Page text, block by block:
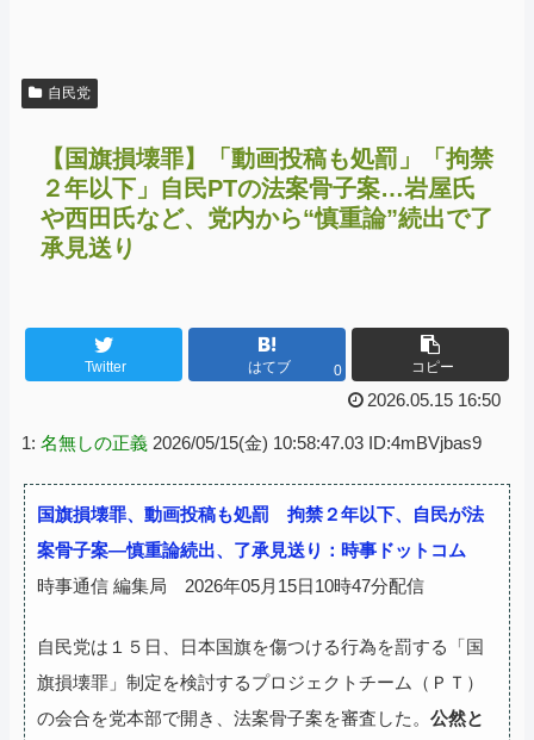
自民党
【国旗損壊罪】「動画投稿も処罰」「拘禁
２年以下」自民PTの法案骨子案…岩屋氏
や西田氏など、党内から“慎重論”続出で了
承見送り
Twitter はてブ 0 コピー
2026.05.15 16:50
1: 名無しの正義 2026/05/15(金) 10:58:47.03 ID:4mBVjbas9
国旗損壊罪、動画投稿も処罰 拘禁２年以下、自民が法
案骨子案―慎重論続出、了承見送り：時事ドットコム
時事通信 編集局 2026年05月15日10時47分配信
自民党は１５日、日本国旗を傷つける行為を罰する「国
旗損壊罪」制定を検討するプロジェクトチーム（ＰＴ）
の会合を党本部で開き、法案骨子案を審査した。 公然と